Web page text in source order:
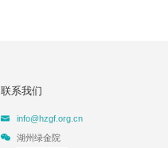
联系我们
info@hzgf.org.cn
湖州绿金院